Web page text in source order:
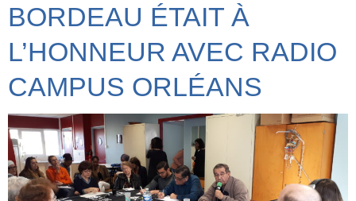
BORDEAU ÉTAIT À
L’HONNEUR AVEC RADIO
CAMPUS ORLÉANS